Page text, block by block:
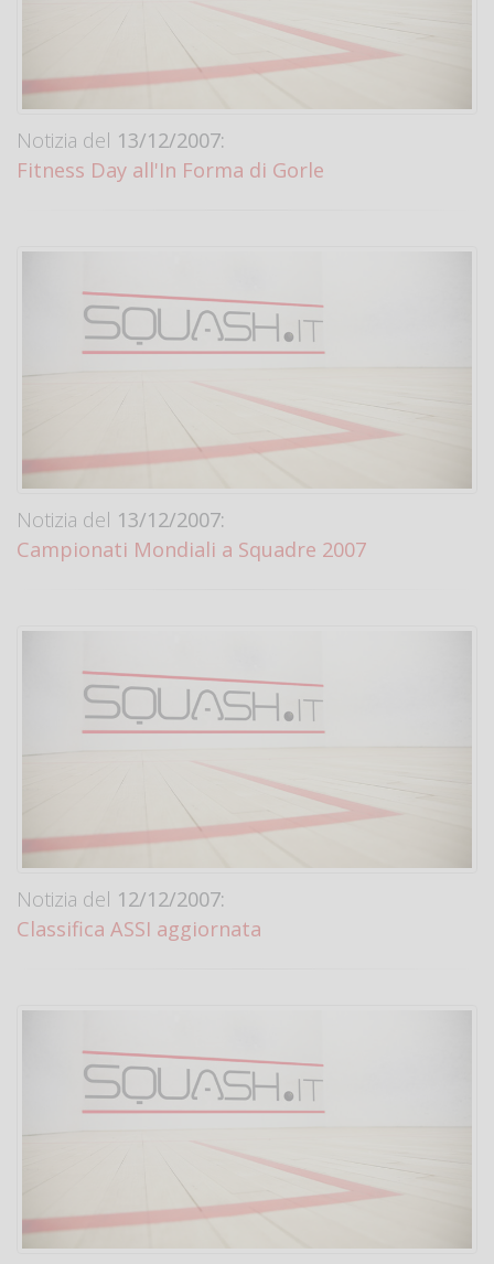
Notizia del 13/12/2007:
Fitness Day all'In Forma di Gorle
Notizia del 13/12/2007:
Campionati Mondiali a Squadre 2007
Notizia del 12/12/2007:
Classifica ASSI aggiornata